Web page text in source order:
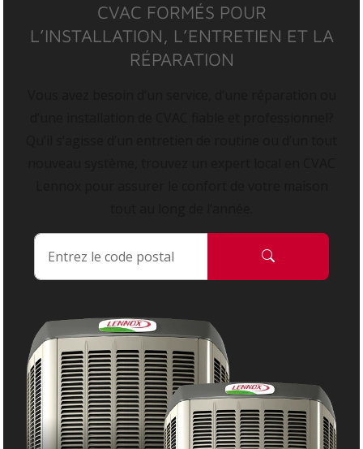
CVAC FORMÉS POUR
L’INSTALLATION, L’ENTRETIEN ET LA
RÉPARATION